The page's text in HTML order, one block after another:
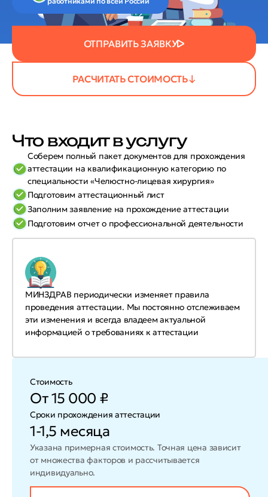
РАСЧИТАТЬ СТОИМОСТЬ
ОТПРАВИТЬ ЗАЯВКУ
Что входит в услугу
Соберем полный пакет документов для прохождения
аттестации на квалификационную категорию по
специальности «Челюстно-лицевая хирургия»
Подготовим аттестационный лист
Заполним заявление на прохождение аттестации
Подготовим отчет о профессиональной деятельности
МИНЗДРАВ периодически изменяет правила
проведения аттестации. Мы постоянно отслеживаем
эти изменения и всегда владеем актуальной
информацией о требованиях к аттестации
Стоимость
От 15 000 ₽
Сроки прохождения аттестации
1-1,5 месяца
Указана примерная стоимость. Точная цена зависит
от множества факторов и рассчитывается
индивидуально.